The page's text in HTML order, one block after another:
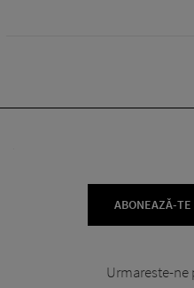
ABONEAZĂ-
Urmareste-ne